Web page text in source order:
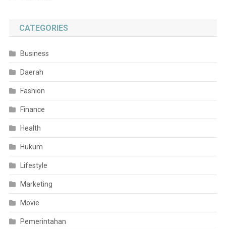
CATEGORIES
Business
Daerah
Fashion
Finance
Health
Hukum
Lifestyle
Marketing
Movie
Pemerintahan